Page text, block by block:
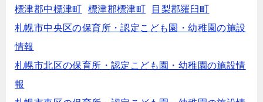
標津郡中標津町
標津郡標津町
目梨郡羅臼町
札幌市中央区の保育所・認定こども園・幼稚園の施設
情報
札幌市北区の保育所・認定こども園・幼稚園の施設情
報